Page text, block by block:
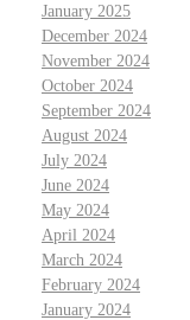
January 2025
December 2024
November 2024
October 2024
September 2024
August 2024
July 2024
June 2024
May 2024
April 2024
March 2024
February 2024
January 2024